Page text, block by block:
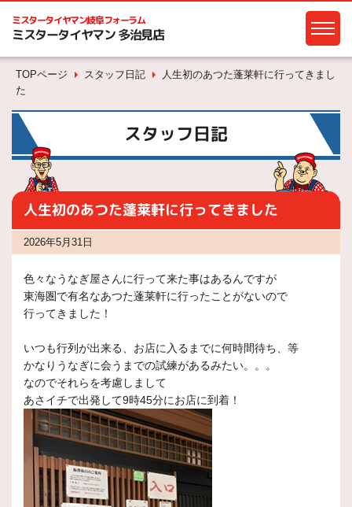
ミスタータイヤマン岐阜フォーラム
ミスタータイヤマン 多治見店
TOPページ スタッフ日記
人生初のあつた蓬莱軒に行ってきまし
た
スタッフ日記
人生初のあつた蓬莱軒に行ってきました
2026年5月31日
色々なうなぎ屋さんに行って来た事はあるんですが
東海圏で有名なあつた蓬莱軒に行ったことがないので
行ってきました！
いつも行列が出来る、お店に入るまでに何時間待ち、等
かなりうなぎに会うまでの試練があるみたい。。。
なのでそれらを考慮しまして
あさイチで出発して9時45分にお店に到着！